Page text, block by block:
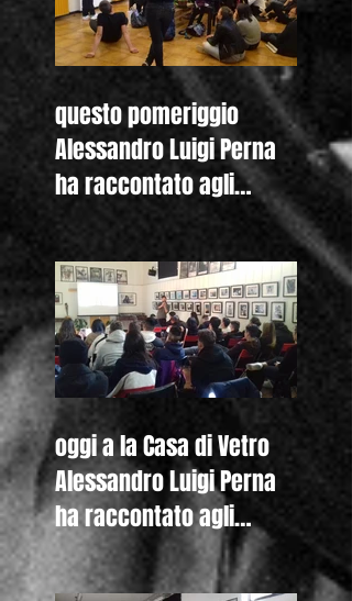
questo pomeriggio
Alessandro Luigi Perna
ha raccontato agli
studenti del Liceo
Colombini di Piacenza
oggi a la Casa di Vetro
Alessandro Luigi Perna
ha raccontato agli
studenti del Liceo De
Nicola di Se